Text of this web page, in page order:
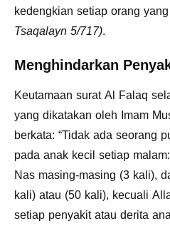
kedengkian setiap orang
Tsaqalayn 5/717).
Menghindarkan
Keutamaan surat Al Falaq
yang dikatakan oleh Imam
berkata: “Tidak ada seorang
pada anak kecil setiap
Nas masing-masing (3 kali),
kali) atau (50 kali), kecuali
setiap penyakit atau derita